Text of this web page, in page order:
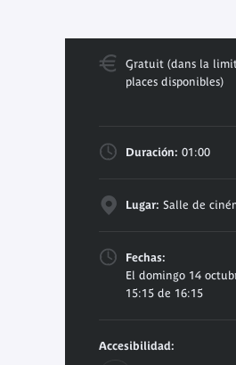
Gratuit (dans la
places disponibles)
Duración: 01:00
Lugar: Salle de
Fechas:
El domingo 14
15:15 de 16:15
Accesibilidad: